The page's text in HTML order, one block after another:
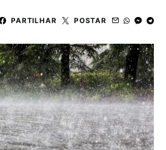
PARTILHAR POSTAR